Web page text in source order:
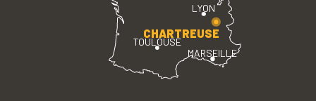
LYON
TOULOUSE
MARSEILLE
CHARTREUSE